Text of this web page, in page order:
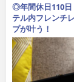
◎年間休日110日
テル内フレンチ
プが叶う！